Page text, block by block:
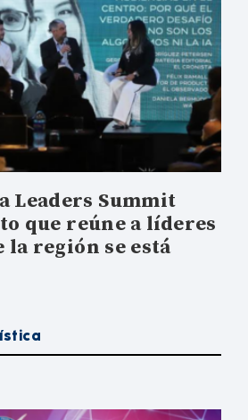
Leaders Summit
que reúne a líderes
la región se está